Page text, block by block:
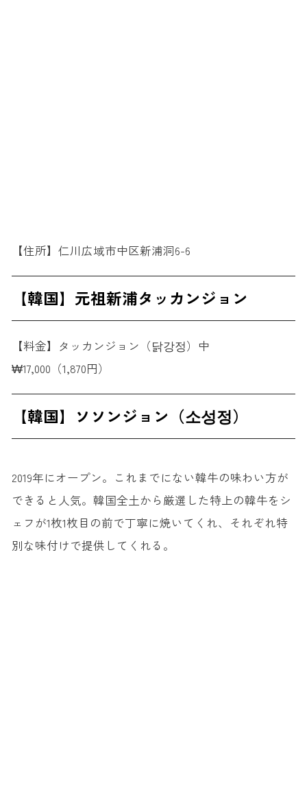
【住所】仁川広域市中区新浦洞6-6
【韓国】元祖新浦タッカンジョン
【料金】タッカンジョン（닭강정）中
₩17,000（1,870円）
【韓国】ソソンジョン（소성정）
2019年にオープン。これまでにない韓牛の味わい方が
できると人気。韓国全土から厳選した特上の韓牛をシ
ェフが1枚1枚目の前で丁寧に焼いてくれ、それぞれ特
別な味付けで提供してくれる。